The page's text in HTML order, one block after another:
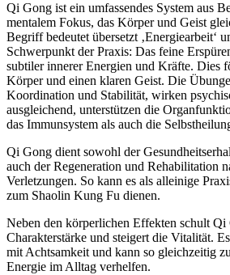
Qi Gong ist ein umfassendes System aus
mentalem Fokus, das Körper und Geist
Begriff bedeutet übersetzt ‚Energiearbeit‘
Schwerpunkt der Praxis: Das feine
subtiler innerer Energien und Kräfte. Dies
Körper und einen klaren Geist. Die
Koordination und Stabilität, wirken
ausgleichend, unterstützen die
das Immunsystem als auch die
Qi Gong dient sowohl der
auch der Regeneration und Rehabilitation
Verletzungen. So kann es als alleinige
zum Shaolin Kung Fu dienen.
Neben den körperlichen Effekten schult Qi
Charakterstärke und steigert die Vitalität.
mit Achtsamkeit und kann so gleichzeitig
Energie im Alltag verhelfen.